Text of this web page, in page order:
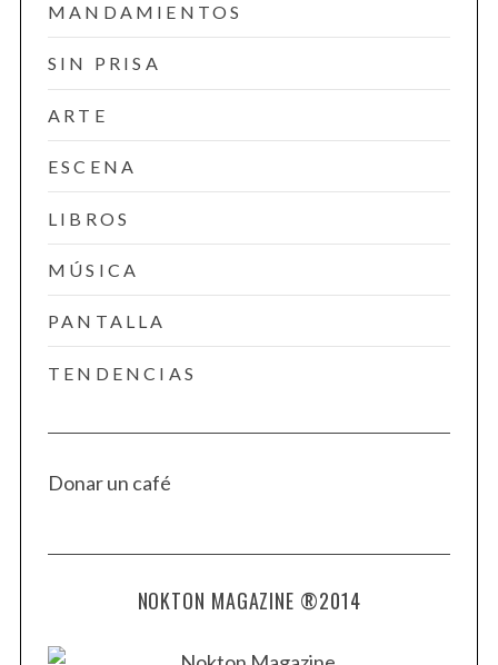
MANDAMIENTOS
SIN PRISA
ARTE
ESCENA
LIBROS
MÚSICA
PANTALLA
TENDENCIAS
Donar un café
NOKTON MAGAZINE ®2014